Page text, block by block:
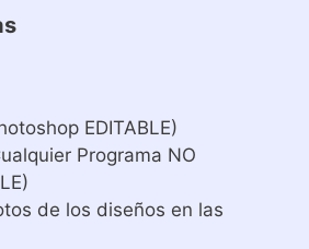
EDITABLE)
Programa NO
de los diseños en las